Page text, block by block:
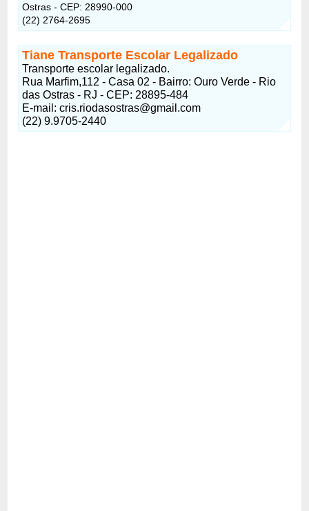
Ostras - CEP: 28990-000
(22) 2764-2695
Tiane Transporte Escolar Legalizado
Transporte escolar legalizado.
Rua Marfim,112 - Casa 02 - Bairro: Ouro Verde - Rio
das Ostras - RJ - CEP: 28895-484
E-mail:cris.riodasostras@gmail.com
(22) 9.9705-2440